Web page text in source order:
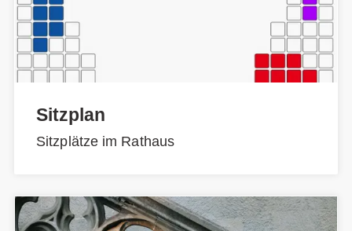
Sitzplan
Sitzplätze im Rathaus